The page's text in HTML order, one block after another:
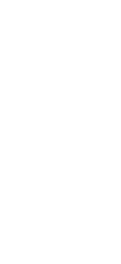
科技，让日常